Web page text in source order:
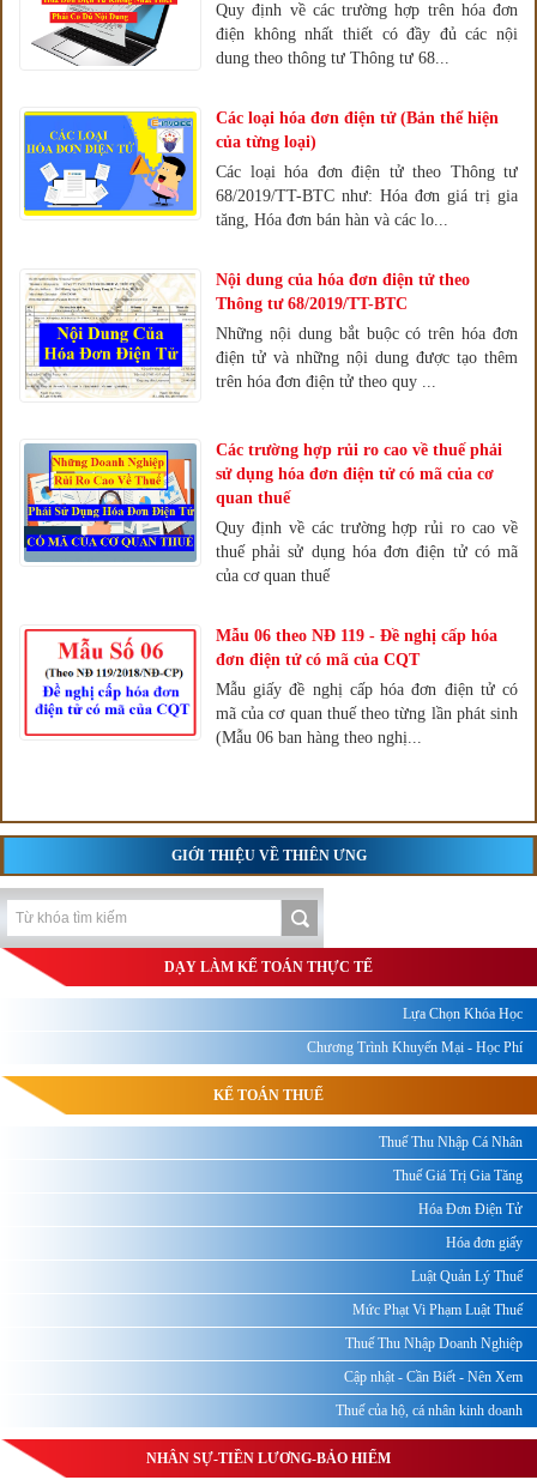
Quy định về các trường hợp trên hóa đơn
điện không nhất thiết có đầy đủ các nội
dung theo thông tư Thông tư 68...
Các loại hóa đơn điện tử (Bản thể hiện
của từng loại)
Các loại hóa đơn điện tử theo Thông tư
68/2019/TT-BTC như: Hóa đơn giá trị gia
tăng, Hóa đơn bán hàn và các lo...
Nội dung của hóa đơn điện tử theo
Thông tư 68/2019/TT-BTC
Những nội dung bắt buộc có trên hóa đơn
điện tử và những nội dung được tạo thêm
trên hóa đơn điện tử theo quy ...
Các trường hợp rủi ro cao về thuế phải
sử dụng hóa đơn điện tử có mã của cơ
quan thuế
Quy định về các trường hợp rủi ro cao về
thuế phải sử dụng hóa đơn điện tử có mã
của cơ quan thuế
Mẫu 06 theo NĐ 119 - Đề nghị cấp hóa
đơn điện tử có mã của CQT
Mẫu giấy đề nghị cấp hóa đơn điện tử có
mã của cơ quan thuế theo từng lần phát sinh
(Mẫu 06 ban hàng theo nghị...
GIỚI THIỆU VỀ THIÊN ƯNG
DẠY LÀM KẾ TOÁN THỰC TẾ
Lựa Chọn Khóa Học
Chương Trình Khuyến Mại - Học Phí
KẾ TOÁN THUẾ
Thuế Thu Nhập Cá Nhân
Thuế Giá Trị Gia Tăng
Hóa Đơn Điện Tử
Hóa đơn giấy
Luật Quản Lý Thuế
Mức Phạt Vi Phạm Luật Thuế
Thuế Thu Nhập Doanh Nghiệp
Cập nhật - Cần Biết - Nên Xem
Thuế của hộ, cá nhân kinh doanh
NHÂN SỰ-TIỀN LƯƠNG-BẢO HIỂM